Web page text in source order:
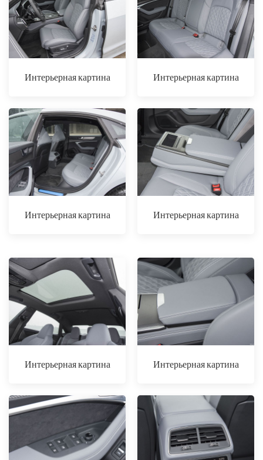
Интерьерная картина Интерьерная картина
Интерьерная картина Интерьерная картина
Интерьерная картина Интерьерная картина